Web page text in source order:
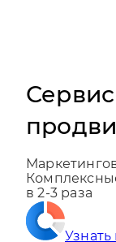
в 2-3 раза